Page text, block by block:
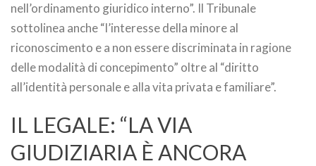
nell’ordinamento giuridico interno”. Il Tribunale
sottolinea anche “l’interesse della minore al
riconoscimento e a non essere discriminata in ragione
delle modalità di concepimento” oltre al “diritto
all’identità personale e alla vita privata e familiare”.
IL LEGALE: “LA VIA
GIUDIZIARIA È ANCORA